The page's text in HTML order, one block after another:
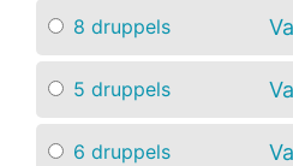
8 druppels
5 druppels
6 druppels